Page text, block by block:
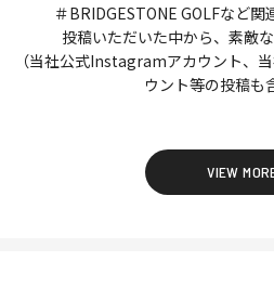
＃BRIDGESTONE GOLFなど
投稿いただいた中から、素敵
（当社公式Instagramアカウント、
ウント等の投稿も
VIEW